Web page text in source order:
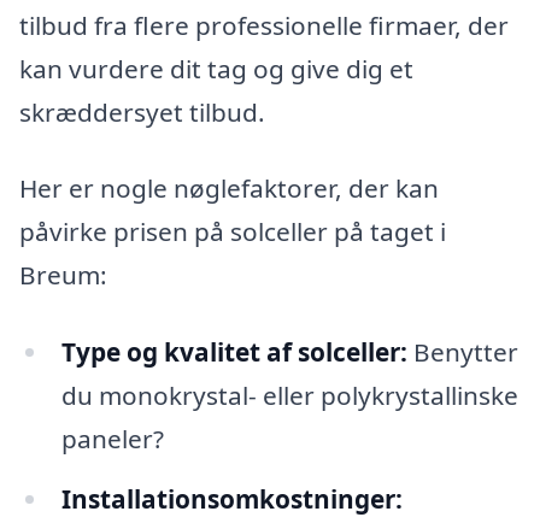
tilbud fra flere professionelle firmaer, der
kan vurdere dit tag og give dig et
skræddersyet tilbud.
Her er nogle nøglefaktorer, der kan
påvirke prisen på solceller på taget i
Breum:
Type og kvalitet af solceller: Benytter
du monokrystal- eller polykrystallinske
paneler?
Installationsomkostninger: